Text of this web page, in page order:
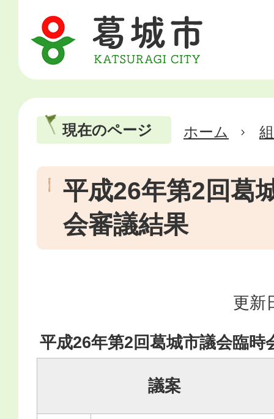
現在のページ ホーム
平成26年第2回葛
会審議結果
更新
平成26年第2回葛城市議会臨時
議案